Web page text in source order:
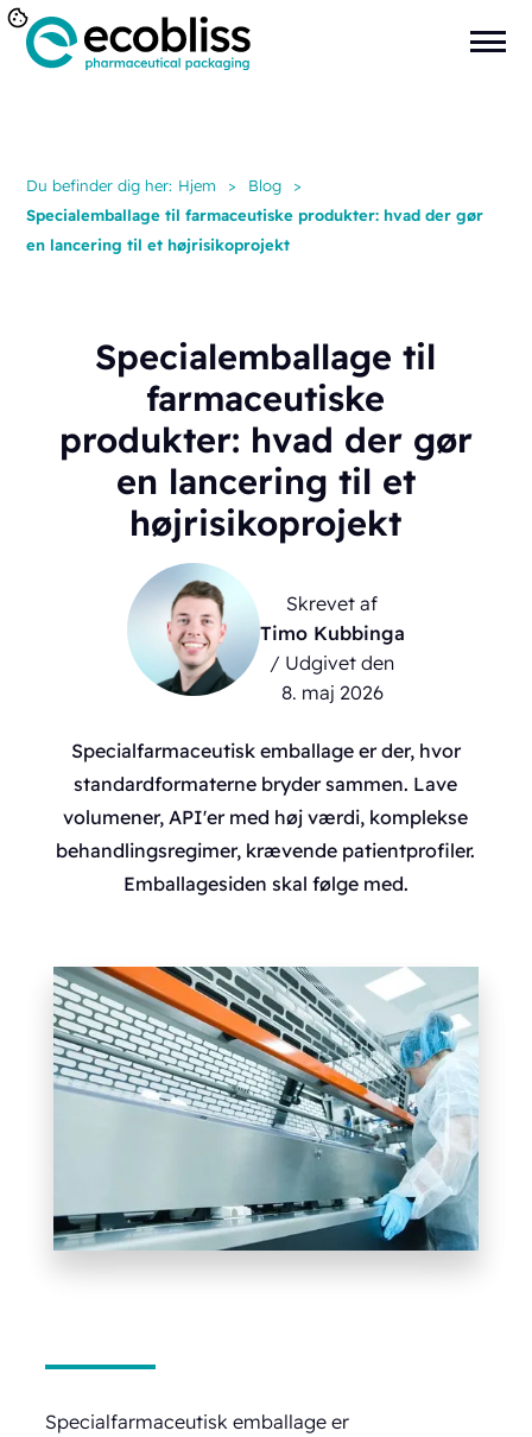
Du befinder dig her: Hjem > Blog
>
Specialemballage til farmaceutiske produkter: hvad der gør
en lancering til et højrisikoprojekt
Specialemballage til
farmaceutiske
produkter: hvad der gør
en lancering til et
højrisikoprojekt
Skrevet af
Timo Kubbinga
/ Udgivet den
8. maj 2026
Specialfarmaceutisk emballage er der, hvor
standardformaterne bryder sammen. Lave
volumener, API'er med høj værdi, komplekse
behandlingsregimer, krævende patientprofiler.
Emballagesiden skal følge med.
Specialfarmaceutisk emballage er